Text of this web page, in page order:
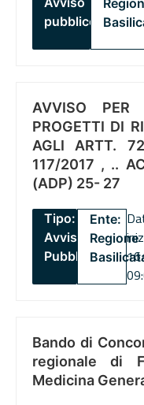
pubblico
AVVISO PER
PROGETTI DI
AGLI ARTT.
117/2017 , ..
(ADP) 25- 27
Tipo:
Avviso
Pubblico
Ente:
Regione
Bando di
regionale di
Medicina